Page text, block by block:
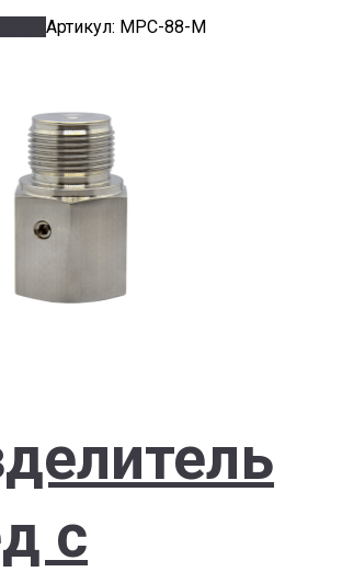
Артикул: МРС-88-M
с